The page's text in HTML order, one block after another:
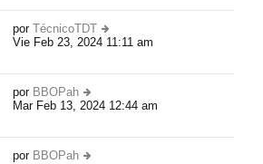
n
s
aj
ti
m
o
m
n
s
aj
por TécnicoTDT
er
ti
o
m
n
Vie Feb 23, 2024 11:11 am
por BBOPah
er
ti
m
Mar Feb 13, 2024 12:44 am
por BBOPah